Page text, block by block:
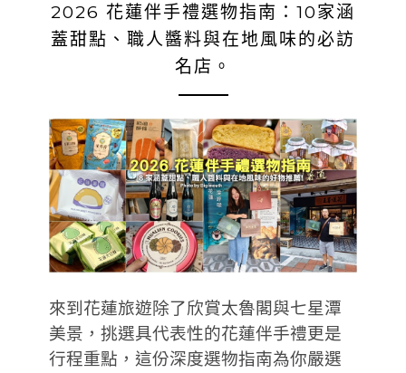
2026 花蓮伴手禮選物指南：10家涵
蓋甜點、職人醬料與在地風味的必訪
名店。
來到花蓮旅遊除了欣賞太魯閣與七星潭
美景，挑選具代表性的花蓮伴手禮更是
行程重點，這份深度選物指南為你嚴選